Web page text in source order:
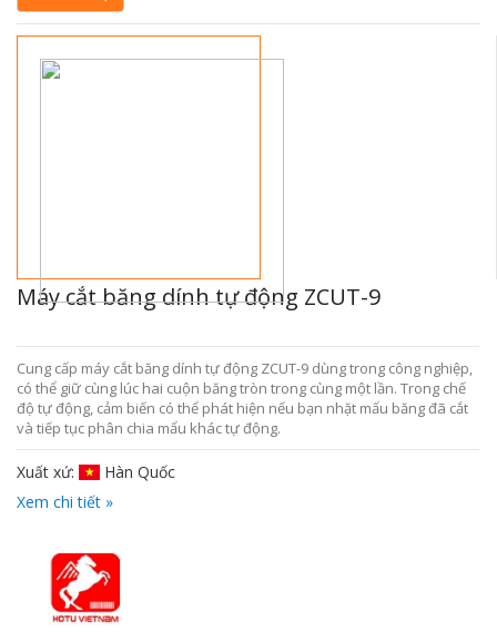
Máy cắt băng dính tự động ZCUT-9
Cung cấp máy cắt băng dính tự động ZCUT-9 dùng trong công nghiệp,
có thể giữ cùng lúc hai cuộn băng tròn trong cùng một lần. Trong chế
độ tự động, cảm biến có thể phát hiện nếu bạn nhặt mẩu băng đã cắt
và tiếp tục phân chia mẩu khác tự động.
Xuất xứ:
Hàn Quốc
Xem chi tiết »